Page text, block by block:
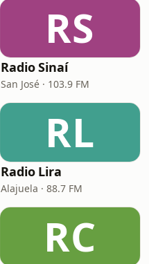
RS
Radio Sinaí
San José · 103.9 FM
RL
Radio Lira
Alajuela · 88.7 FM
RC